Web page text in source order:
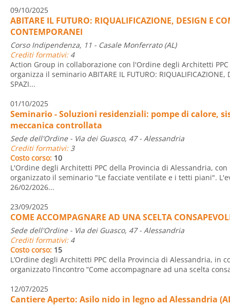
09/10/2025
ABITARE IL FUTURO: RIQUALIFICAZIONE, DESIGN E
CONTEMPORANEI
Corso Indipendenza, 11 - Casale Monferrato (AL)
Crediti formativi:4
Action Group in collaborazione con l'Ordine degli Architetti
organizza il seminario ABITARE IL FUTURO: RIQUALIFICAZIONE,
SPAZI...
01/10/2025
Seminario - Soluzioni residenziali: pompe di calore,
meccanica controllata
Sede dell'Ordine - Via dei Guasco, 47 - Alessandria
Crediti formativi:3
Costo corso: 10
L'Ordine degli Architetti PPC della Provincia di Alessandria,
organizzato il seminario "Le facciate ventilate e i tetti piani".
26/02/2026...
23/09/2025
COME ACCOMPAGNARE AD UNA SCELTA
Sede dell'Ordine - Via dei Guasco, 47 - Alessandria
Crediti formativi:4
Costo corso: 15
L’Ordine degli Architetti PPC della Provincia di Alessandria, in
organizzato l’incontro “Come accompagnare ad una scelta
12/07/2025
Cantiere Aperto: Asilo nido in legno ad Alessandria